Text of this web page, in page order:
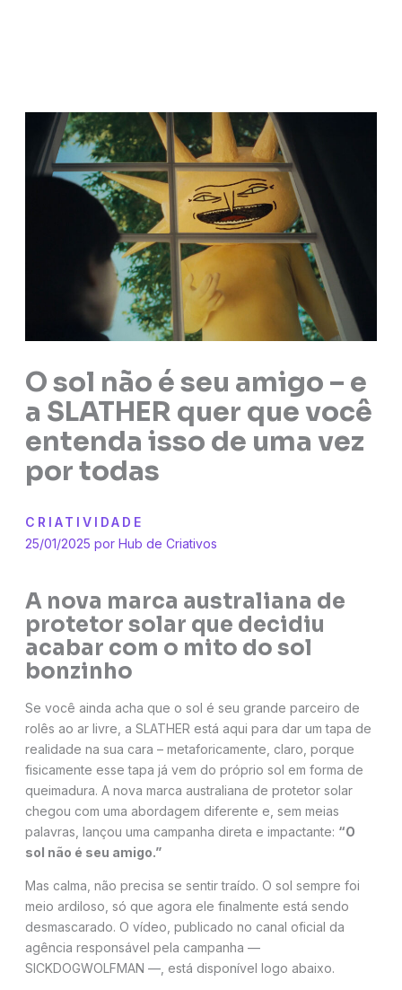
O sol não é seu amigo – e
a SLATHER quer que você
entenda isso de uma vez
por todas
CRIATIVIDADE
25/01/2025 por Hub de Criativos
A nova marca australiana de
protetor solar que decidiu
acabar com o mito do sol
bonzinho
Se você ainda acha que o sol é seu grande parceiro de
rolês ao ar livre, a SLATHER está aqui para dar um tapa de
realidade na sua cara – metaforicamente, claro, porque
fisicamente esse tapa já vem do próprio sol em forma de
queimadura. A nova marca australiana de protetor solar
chegou com uma abordagem diferente e, sem meias
palavras, lançou uma campanha direta e impactante: “O
sol não é seu amigo.”
Mas calma, não precisa se sentir traído. O sol sempre foi
meio ardiloso, só que agora ele finalmente está sendo
desmascarado. O vídeo, publicado no canal oficial da
agência responsável pela campanha —
SICKDOGWOLFMAN —, está disponível logo abaixo.